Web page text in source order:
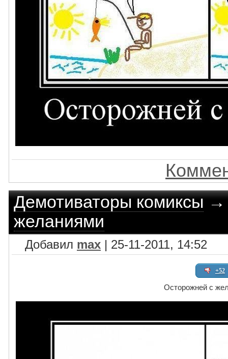
Демотиваторы комиксы
желаниями
Добавил max | 25-11-2011, 14:52
+52
Осторожней с